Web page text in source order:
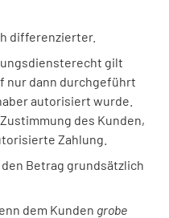
differenzierter.
gilt
nur dann durchgeführt
autorisiert wurde.
des Kunden,
Zahlung.
Betrag grundsätzlich
dem Kunden grobe